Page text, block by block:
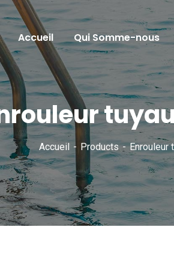
Accueil Qui Somme-nous
Accueil Products Enrouleur